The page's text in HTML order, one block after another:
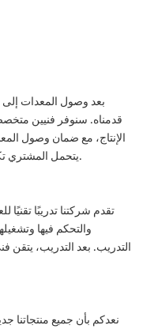
بعد وصول المعدات إلى
قدمناه. سنوفر فنيين
الإنتاج، مع ضمان وصول
يتحمل المشتري تكاليف تذاكر السفر والإقامة والراتب لمهندسنا.
تقدم شركتنا تدريبًا تقنيًا
والتحكم فيها
التدريب. بعد التدريب، يتقن
نعدكم بأن جميع منتجاتنا